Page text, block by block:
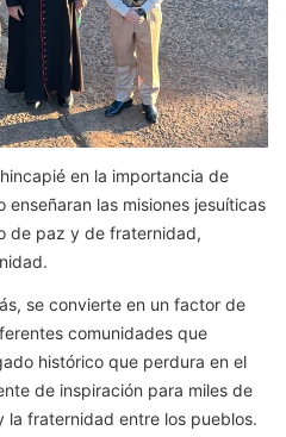
en la importancia de
las misiones jesuíticas
de paz y de fraternidad,
se convierte en un factor de
comunidades que
histórico que perdura en el
de inspiración para miles de
la fraternidad entre los pueblos.